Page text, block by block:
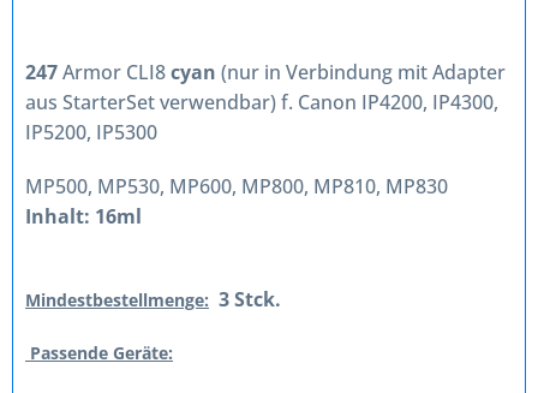
247Armor CLI8cyan (nur in Verbindung mit Adapter
aus StarterSet verwendbar) f. Canon IP4200, IP4300,
IP5200, IP5300
MP500, MP530, MP600, MP800, MP810, MP830
Inhalt: 16ml
Mindestbestellmenge: 3 Stck.
Passende Geräte: